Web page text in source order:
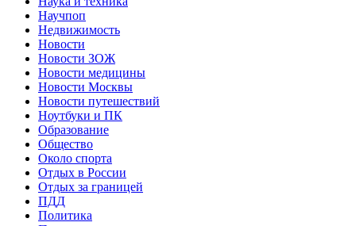
Научпоп
Недвижимость
Новости
Новости ЗОЖ
Новости медицины
Новости Москвы
Новости путешествий
Ноутбуки и ПК
Образование
Общество
Около спорта
Отдых в России
Отдых за границей
ПДД
Политика